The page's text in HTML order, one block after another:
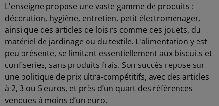
L'enseigne propose une vaste gamme de produits :
décoration, hygiène, entretien, petit électroménager,
ainsi que des articles de loisirs comme des jouets, du
matériel de jardinage ou du textile. L'alimentation y est
peu présente, se limitant essentiellement aux biscuits et
confiseries, sans produits frais. Son succès repose sur
une politique de prix ultra-compétitifs, avec des articles
à 2, 3 ou 5 euros, et près d’un quart des références
vendues à moins d’un euro.